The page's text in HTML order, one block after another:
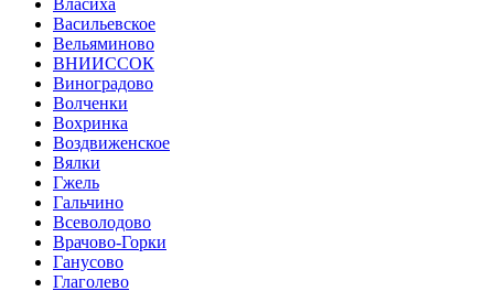
Васильевское
Вельяминово
ВНИИССОК
Виноградово
Волченки
Вохринка
Воздвиженское
Вялки
Гжель
Гальчино
Всеволодово
Врачово-Горки
Ганусово
Глаголево